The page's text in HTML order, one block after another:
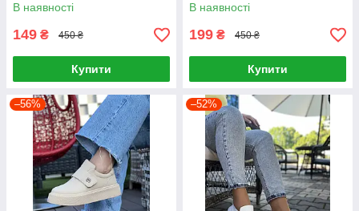
В наявності
149 ₴ 450 ₴
Купити
В наявності
199 ₴ 450 ₴
Купити
–56% –52%